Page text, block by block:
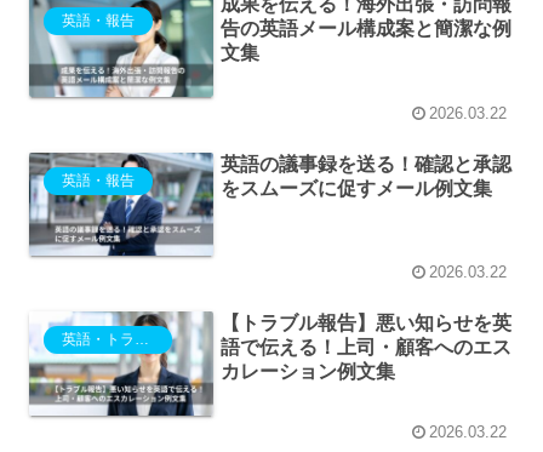
英語・報告
成果を伝える！海外出張・訪問報
告の英語メール構成案と簡潔な例
文集
2026.03.22
英語・報告
英語の議事録を送る！確認と承認
をスムーズに促すメール例文集
2026.03.22
英語・トラブル・ミス
【トラブル報告】悪い知らせを英
語で伝える！上司・顧客へのエス
カレーション例文集
2026.03.22